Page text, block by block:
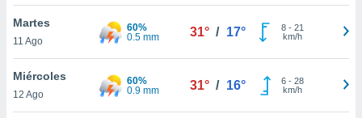
Martes
11 Ago
60%
0.5 mm
31° / 17° 8- 21
km/h
Miércoles
12 Ago
60%
0.9 mm
31° / 16° 6- 28
km/h